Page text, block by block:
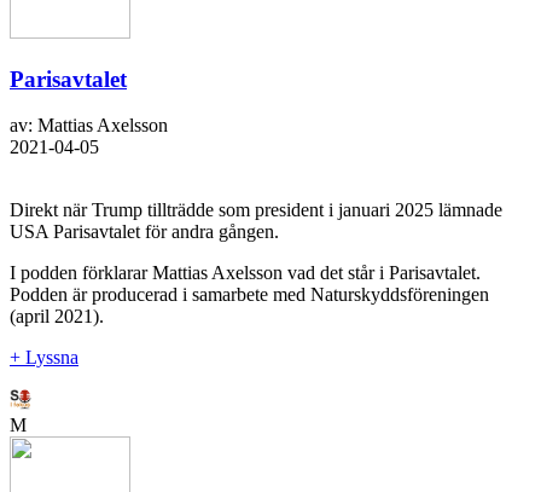
Parisavtalet
av: Mattias Axelsson
2021-04-05
Direkt när Trump tillträdde som president i januari 2025 lämnade
USA Parisavtalet för andra gången.
I podden förklarar Mattias Axelsson vad det står i Parisavtalet.
Podden är producerad i samarbete med Naturskyddsföreningen
(april 2021).
+ Lyssna
M